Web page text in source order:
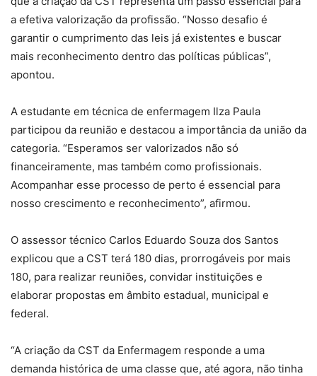
a efetiva valorização da profissão. “Nosso desafio é
garantir o cumprimento das leis já existentes e buscar
mais reconhecimento dentro das políticas públicas”,
apontou.
A estudante em técnica de enfermagem Ilza Paula
participou da reunião e destacou a importância da união da
categoria. “Esperamos ser valorizados não só
financeiramente, mas também como profissionais.
Acompanhar esse processo de perto é essencial para
nosso crescimento e reconhecimento”, afirmou.
O assessor técnico Carlos Eduardo Souza dos Santos
explicou que a CST terá 180 dias, prorrogáveis por mais
180, para realizar reuniões, convidar instituições e
elaborar propostas em âmbito estadual, municipal e
federal.
“A criação da CST da Enfermagem responde a uma
demanda histórica de uma classe que, até agora, não tinha